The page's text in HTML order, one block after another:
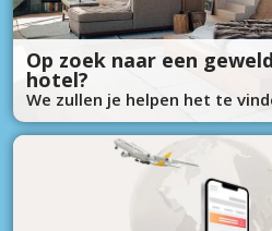
Op zoek naar een
hotel?
We zullen je helpen het te